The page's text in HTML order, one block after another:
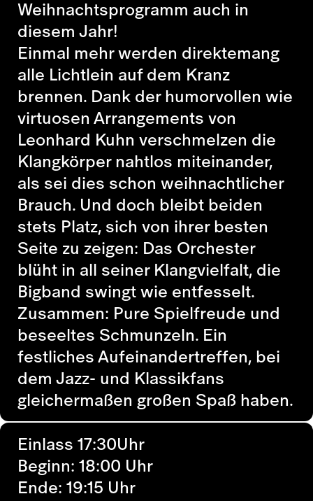
Weihnachtsprogramm auch in
diesem Jahr!
Einmal mehr werden direktemang
alle Lichtlein auf dem Kranz
brennen. Dank der humorvollen wie
virtuosen Arrangements von
Leonhard Kuhn verschmelzen die
Klangkörper nahtlos miteinander,
als sei dies schon weihnachtlicher
Brauch. Und doch bleibt beiden
stets Platz, sich von ihrer besten
Seite zu zeigen: Das Orchester
blüht in all seiner Klangvielfalt, die
Bigband swingt wie entfesselt.
Zusammen: Pure Spielfreude und
beseeltes Schmunzeln. Ein
festliches Aufeinandertreffen, bei
dem Jazz- und Klassikfans
gleichermaßen großen Spaß haben.
Einlass 17:30Uhr
Beginn: 18:00 Uhr
Ende: 19:15 Uhr